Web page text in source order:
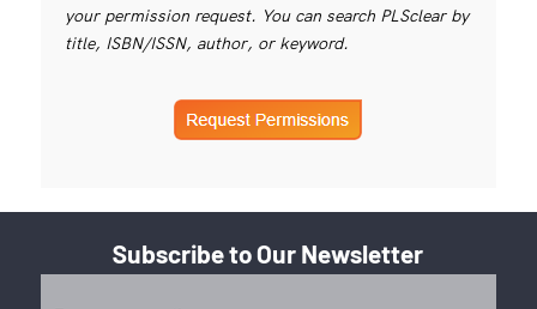
your permission request. You can search PLSclear by
title, ISBN/ISSN, author, or keyword.
Subscribe to Our Newsletter